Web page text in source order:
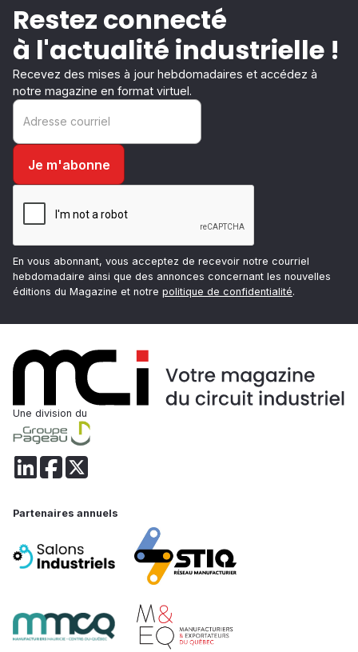
Restez connecté
à l'actualité industrielle !
Recevez des mises à jour hebdomadaires et accédez à
notre magazine en format virtuel.
En vous abonnant, vous acceptez de recevoir notre courriel
hebdomadaire ainsi que des annonces concernant les nouvelles
éditions du Magazine et notre politique de confidentialité.
Une division du
Partenaires annuels